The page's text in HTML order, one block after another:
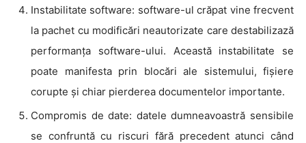
Instabilitate software: software-ul crăpat vine frecvent
la pachet cu modificări neautorizate care destabilizază
performanța software-ului. Această instabilitate se
poate manifesta prin blocări ale sistemului, fișiere
corupte și chiar pierderea documentelor importante.
Compromis de date: datele dumneavoastră sensibile
se confruntă cu riscuri fără precedent atunci când